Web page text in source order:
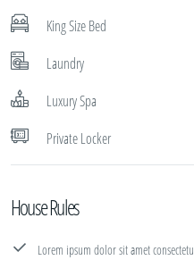
King Size Bed
Laundry
Luxury Spa
Private Locker
House Rules
Lorem ipsum dolor sit amet